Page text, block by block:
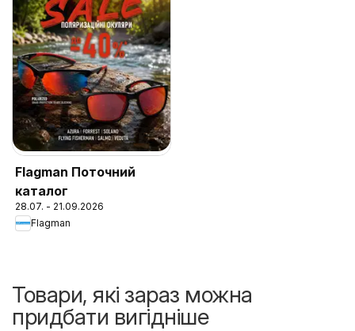
Flagman Поточний
каталог
28.07. - 21.09.2026
Flagman
Товари, які зараз можна
придбати вигідніше